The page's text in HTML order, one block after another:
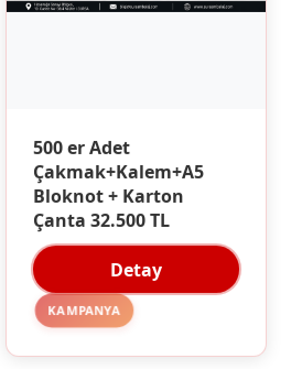
500 er Adet
Çakmak+Kalem+A5
Bloknot + Karton
Çanta 32.500 TL
Detay
KAMPANYA